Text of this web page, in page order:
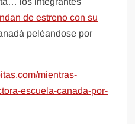
de estreno con su
peléandose por
mientras-
escuela-canada-por-